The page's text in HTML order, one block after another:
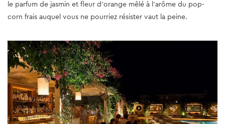
le parfum de jasmin et fleur d’orange mêlé à l’arôme du pop-
corn frais auquel vous ne pourriez résister vaut la peine.